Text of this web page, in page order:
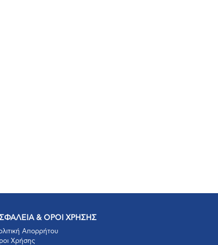
& ΟΡΟΙ ΧΡΗΣΗΣ
Απορρήτου
Χρήσης